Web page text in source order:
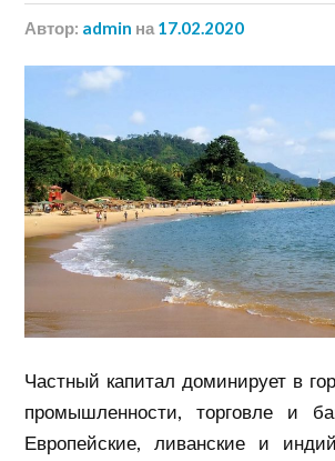
Автор: admin на 17.02.2020
Частный капитал доминирует в
промышленности, торговле и
Европейские, ливанские и